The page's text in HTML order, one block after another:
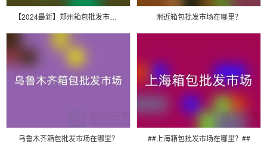
【2024最新】郑州箱包批发市场位置全攻略：火车站商圈核心聚集地！ 附近箱包批发市场在哪里？
乌鲁木齐箱包批发市场在哪里？ ##上海箱包批发市场在哪里？##